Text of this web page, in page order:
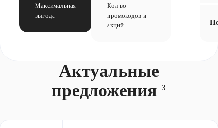
Максимальная
выгода
Кол-во
промокодов и
акций
Актуальные
предложения 3